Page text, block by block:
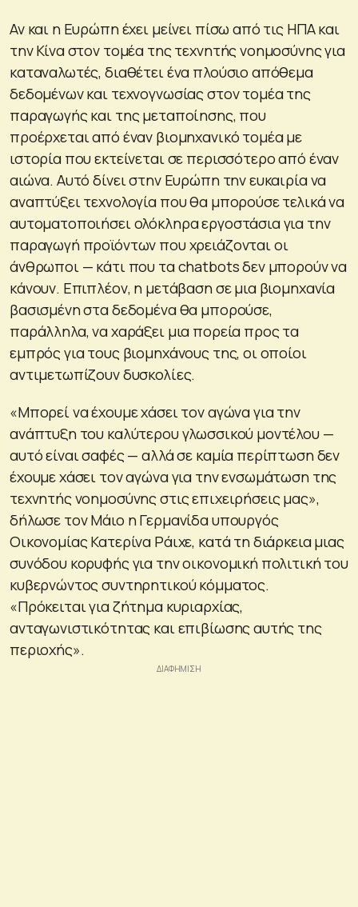
Αν και η Ευρώπη έχει μείνει πίσω από τις ΗΠΑ και
την Κίνα στον τομέα της τεχνητής νοημοσύνης για
καταναλωτές, διαθέτει ένα πλούσιο απόθεμα
δεδομένων και τεχνογνωσίας στον τομέα της
παραγωγής και της μεταποίησης, που
προέρχεται από έναν βιομηχανικό τομέα με
ιστορία που εκτείνεται σε περισσότερο από έναν
αιώνα. Αυτό δίνει στην Ευρώπη την ευκαιρία να
αναπτύξει τεχνολογία που θα μπορούσε τελικά να
αυτοματοποιήσει ολόκληρα εργοστάσια για την
παραγωγή προϊόντων που χρειάζονται οι
άνθρωποι — κάτι που τα chatbots δεν μπορούν να
κάνουν. Επιπλέον, η μετάβαση σε μια βιομηχανία
βασισμένη στα δεδομένα θα μπορούσε,
παράλληλα, να χαράξει μια πορεία προς τα
εμπρός για τους βιομηχάνους της, οι οποίοι
αντιμετωπίζουν δυσκολίες.
«Μπορεί να έχουμε χάσει τον αγώνα για την
ανάπτυξη του καλύτερου γλωσσικού μοντέλου —
αυτό είναι σαφές — αλλά σε καμία περίπτωση δεν
έχουμε χάσει τον αγώνα για την ενσωμάτωση της
τεχνητής νοημοσύνης στις επιχειρήσεις μας»,
δήλωσε τον Μάιο η Γερμανίδα υπουργός
Οικονομίας Κατερίνα Ράιχε, κατά τη διάρκεια μιας
συνόδου κορυφής για την οικονομική πολιτική του
κυβερνώντος συντηρητικού κόμματος.
«Πρόκειται για ζήτημα κυριαρχίας,
ανταγωνιστικότητας και επιβίωσης αυτής της
περιοχής».